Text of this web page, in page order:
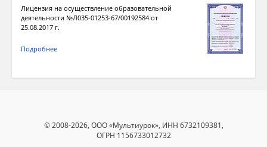
Лицензия на осуществление образовательной
деятельности №Л035-01253-67/00192584 от
25.08.2017 г.
Подробнее
© 2008-2026, ООО «Мультиурок», ИНН 6732109381,
ОГРН 1156733012732